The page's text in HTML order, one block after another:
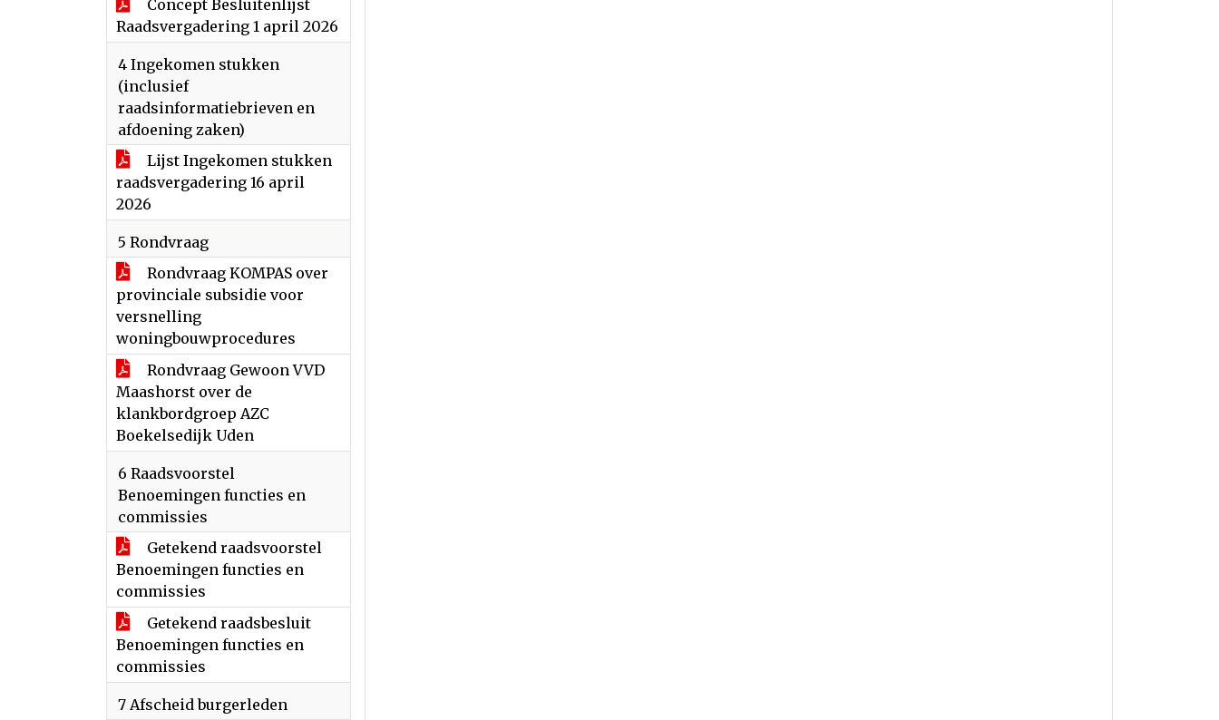
Concept Besluitenlijst
Raadsvergadering 1 april 2026
4 Ingekomen stukken
(inclusief
raadsinformatiebrieven en
afdoening zaken)
Lijst Ingekomen stukken
raadsvergadering 16 april
2026
5 Rondvraag
Rondvraag KOMPAS over
provinciale subsidie voor
versnelling
woningbouwprocedures
Rondvraag Gewoon VVD
Maashorst over de
klankbordgroep AZC
Boekelsedijk Uden
6 Raadsvoorstel
Benoemingen functies en
commissies
Getekend raadsvoorstel
Benoemingen functies en
commissies
Getekend raadsbesluit
Benoemingen functies en
commissies
7 Afscheid burgerleden